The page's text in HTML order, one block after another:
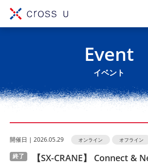
Event
イベント
開催⽇ | 2026.05.29 オンライン オフライン
終了 【SX-CRANE】 Connect &